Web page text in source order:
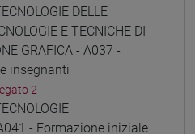
DELLE
E TECNICHE DI
GRAFICA - A037 -
insegnanti
2
- Formazione iniziale